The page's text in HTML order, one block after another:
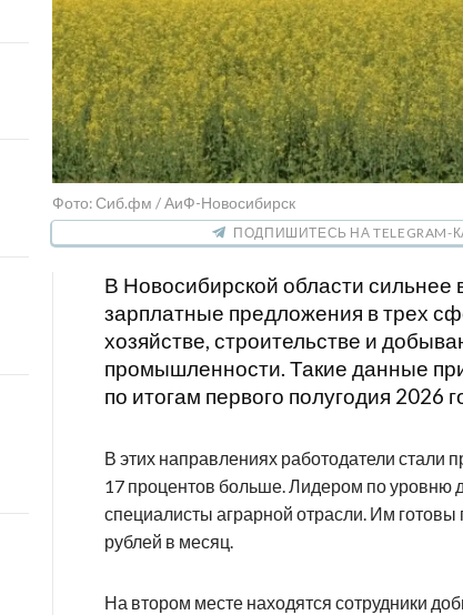
Фото: Сиб.фм / АиФ-Новосибирск
ПОДПИШИТЕСЬ НА TELEGRAM-
В Новосибирской области сильнее
зарплатные предложения в трех
хозяйстве, строительстве и
промышленности. Такие данные
по итогам первого полугодия 2026
В этих направлениях работодатели стали
17 процентов больше. Лидером по уровню
специалисты аграрной отрасли. Им готовы
рублей в месяц.
На втором месте находятся сотрудники